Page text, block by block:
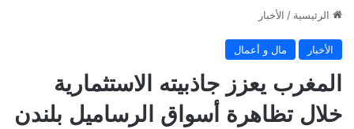
الرئيسية / الأخبار
الأخبار مال و أعمال
المغرب يعزز جاذبيته الاستثمارية
خلال تظاهرة أسواق الرساميل بلندن